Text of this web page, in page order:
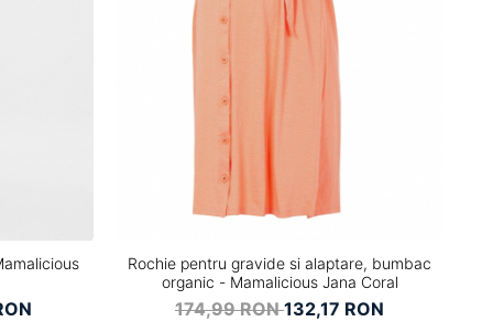
Rochie pentru gravide si alaptare, bumbac
organic - Mamalicious Jana Coral
174,99 RON132,17 RON